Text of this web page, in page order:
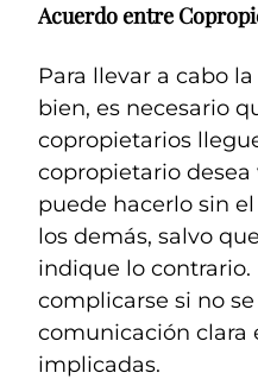
Acuerdo entre
Para llevar a cabo
bien, es necesario
copropietarios
copropietario desea
puede hacerlo sin
los demás, salvo
indique lo contrario.
complicarse si no
comunicación clara
implicadas.